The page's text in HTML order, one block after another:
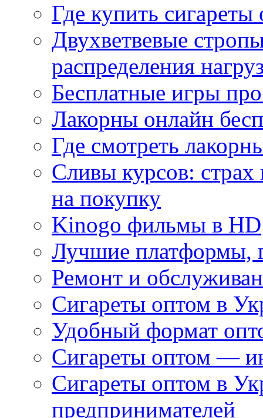
Где купить
Двухветвевые
распределения
Бесплатные игры
Лакорны онлайн
Где смотреть
Сливы курсов:
на покупку
Kinogo фильмы в HD
Лучшие платформы,
Ремонт и
Сигареты оптом в
Удобный формат
Сигареты оптом —
Сигареты оптом в
предпринимателей